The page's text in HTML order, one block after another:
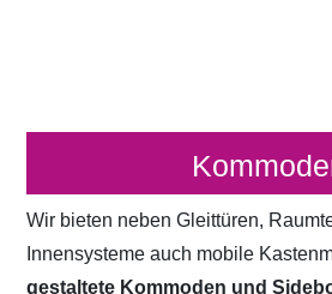
Wir bieten neben Gleittüren,
Innensysteme auch mobile
gestaltete Kommoden und